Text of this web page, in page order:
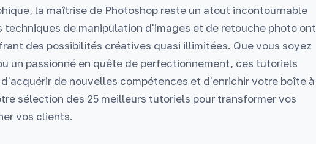
la maîtrise de Photoshop reste un atout incontournable
techniques de manipulation d'images et de retouche photo ont
des possibilités créatives quasi illimitées. Que vous soyez
un passionné en quête de perfectionnement, ces tutoriels
de nouvelles compétences et d'enrichir votre boîte à
sélection des 25 meilleurs tutoriels pour transformer vos
vos clients.